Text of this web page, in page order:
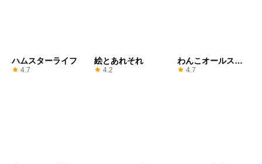
ハムスターライフ
4.7
絵とあれそれ
4.2
わんこオールスタ
ーズ
4.7